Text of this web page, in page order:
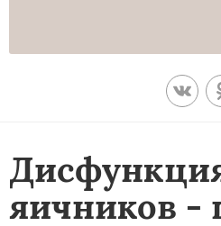
яичников -